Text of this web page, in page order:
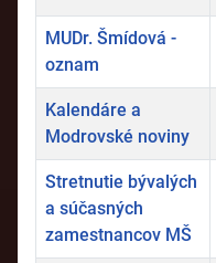
MUDr. Šmídová -
oznam
Kalendáre a
Modrovské noviny
Stretnutie bývalých
a súčasných
zamestnancov MŠ